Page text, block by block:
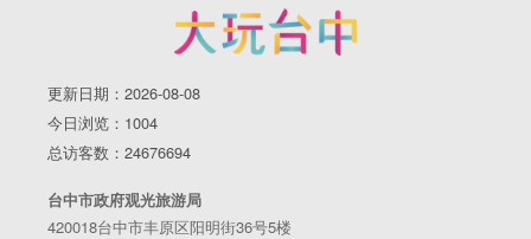
更新日期：2026-08-08
今日浏览：1004
总访客数：24676694
台中市政府观光旅游局
420018台中市丰原区阳明街36号5楼